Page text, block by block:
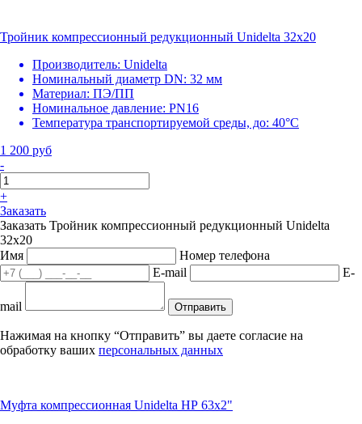
Тройник компрессионный редукционный Unidelta 32х20
Производитель: Unidelta
Номинальный диаметр DN: 32 мм
Материал: ПЭ/ПП
Номинальное давление: PN16
Температура транспортируемой среды, до: 40°С
1 200 руб
-
+
Заказать
Заказать Тройник компрессионный редукционный Unidelta
32х20
Имя
Номер телефона
E-mail
E-
mail Отправить
Нажимая на кнопку “Отправить” вы даете согласие на
обработку ваших персональных данных
Муфта компрессионная Unidelta НР 63х2"